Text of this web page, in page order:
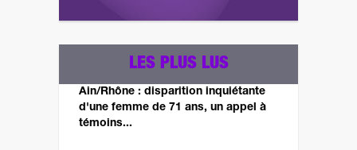
LES PLUS LUS
Ain/Rhône : disparition inquiétante
d'une femme de 71 ans, un appel à
témoins...